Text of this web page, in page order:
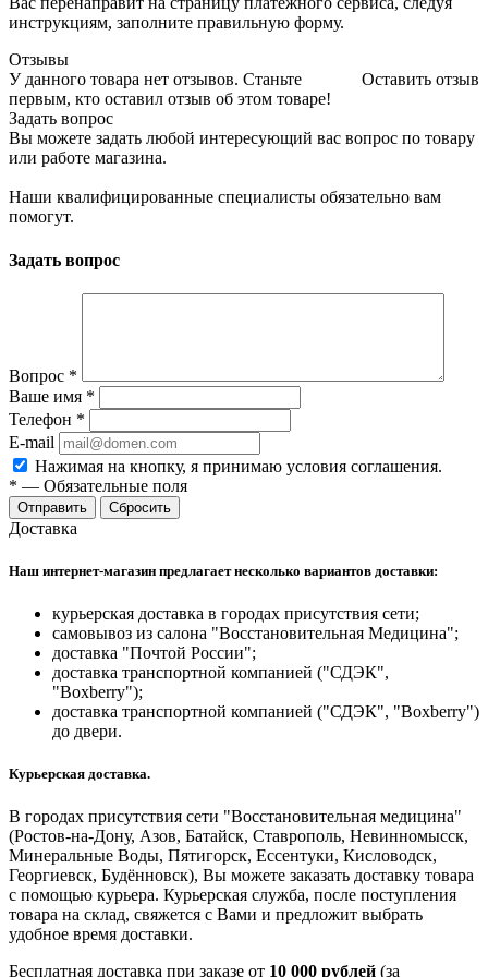
инструкциям, заполните правильную форму.
Отзывы
Оставить отзыв
У данного товара нет отзывов. Станьте
первым, кто оставил отзыв об этом товаре!
Задать вопрос
Вы можете задать любой интересующий вас вопрос по товару
или работе магазина.
Наши квалифицированные специалисты обязательно вам
помогут.
Задать вопрос
Вопрос *
Ваше имя *
Телефон *
E-mail
Нажимая на кнопку, я принимаю условия соглашения.
* — Обязательные поля
Отправить Сбросить
Доставка
Наш интернет-магазин предлагает несколько вариантов доставки:
курьерская доставка в городах присутствия сети;
самовывоз из салона "Восстановительная Медицина";
доставка "Почтой России";
доставка транспортной компанией ("СДЭК",
"Boxberry");
доставка транспортной компанией ("СДЭК", "Boxberry")
до двери.
Курьерская доставка.
В городах присутствия сети "Восстановительная медицина"
(Ростов-на-Дону, Азов, Батайск, Ставрополь, Невинномысск,
Минеральные Воды, Пятигорск, Ессентуки, Кисловодск,
Георгиевск, Будённовск), Вы можете заказать доставку товара
с помощью курьера. Курьерская служба, после поступления
товара на склад, свяжется с Вами и предложит выбрать
удобное время доставки.
Бесплатная доставка при заказе от 10 000 рублей (за